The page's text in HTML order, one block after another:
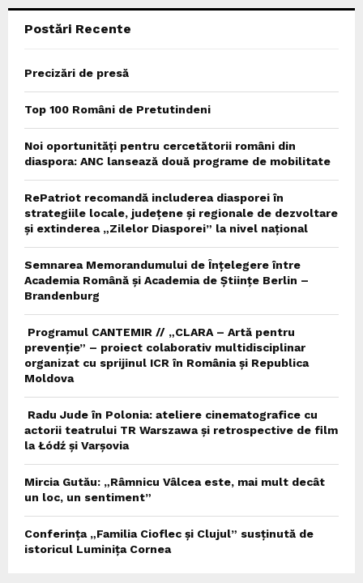
Postări Recente
Precizări de presă
Top 100 Români de Pretutindeni
Noi oportunități pentru cercetătorii români din
diaspora: ANC lansează două programe de mobilitate
RePatriot recomandă includerea diasporei în
strategiile locale, județene și regionale de dezvoltare
și extinderea „Zilelor Diasporei” la nivel național
Semnarea Memorandumului de Înțelegere între
Academia Română și Academia de Științe Berlin –
Brandenburg
Programul CANTEMIR // „CLARA – Artă pentru
prevenție” – proiect colaborativ multidisciplinar
organizat cu sprijinul ICR în România și Republica
Moldova
Radu Jude în Polonia: ateliere cinematografice cu
actorii teatrului TR Warszawa și retrospective de film
la Łódź și Varșovia
Mircia Gutău: „Râmnicu Vâlcea este, mai mult decât
un loc, un sentiment”
Conferința „Familia Cioflec și Clujul” susținută de
istoricul Luminița Cornea